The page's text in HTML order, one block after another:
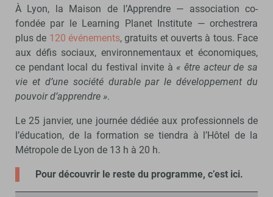
À Lyon, la Maison de l’Apprendre — association co-
fondée par le Learning Planet Institute — orchestrera
plus de 120 événements, gratuits et ouverts à tous. Face
aux défis sociaux, environnementaux et économiques,
ce pendant local du festival invite à « être acteur de sa
vie et d’une société durable par le développement du
pouvoir d’apprendre ».
Le 25 janvier, une journée dédiée aux professionnels de
l’éducation, de la formation se tiendra à l’Hôtel de la
Métropole de Lyon de 13 h à 20 h.
Pour découvrir le reste du programme, c’est ici.